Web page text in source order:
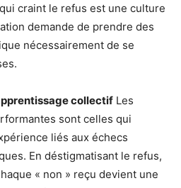
craint le refus est une culture
demande de prendre des
nécessairement de se
collectif Les
sont celles qui
liés aux échecs
En déstigmatisant le refus,
« non » reçu devient une